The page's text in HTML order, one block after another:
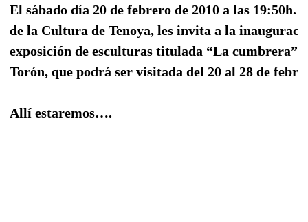
El sábado día 20 de febrero de 2010 a las 19:50h.
de la Cultura de Tenoya, les invita a la
exposición de esculturas titulada “La cumbrera”
Torón, que podrá ser visitada del 20 al 28 de
Allí estaremos….